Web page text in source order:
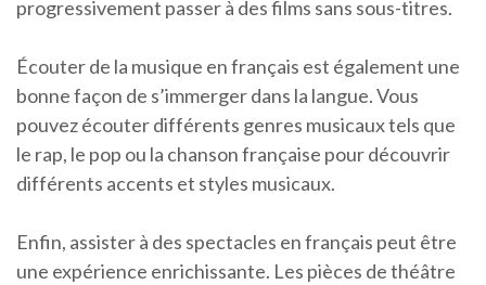
progressivement passer à des films sans sous-titres.
Écouter de la musique en français est également une
bonne façon de s’immerger dans la langue. Vous
pouvez écouter différents genres musicaux tels que
le rap, le pop ou la chanson française pour découvrir
différents accents et styles musicaux.
Enfin, assister à des spectacles en français peut être
une expérience enrichissante. Les pièces de théâtre